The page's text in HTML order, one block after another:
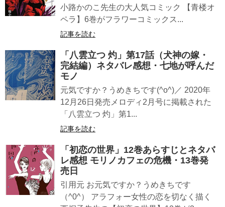
小路かのこ先生の大人気コミック 【青楼オ
ペラ】6巻がフラワーコミックス...
記事を読む
「八雲立つ 灼」第17話（犬神の嫁・
完結編）ネタバレ感想・七地が呼んだ
モノ
元気ですか？うめきちです(^o^)／ 2020年
12月26日発売メロディ2月号に掲載された
「八雲立つ 灼」第1...
記事を読む
「初恋の世界」12巻あらすじとネタバ
レ感想 モリノカフェの危機・13巻発
売日
引用元 お元気ですか？うめきちです
（^0^） アラフォー女性の恋を切なく描く